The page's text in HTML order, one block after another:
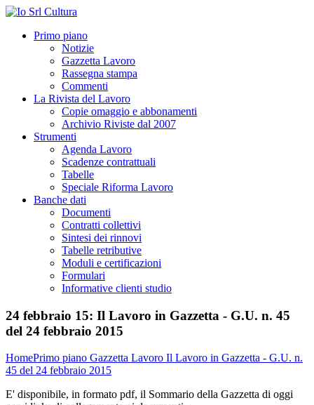
Primo piano
Notizie
Gazzetta Lavoro
Rassegna stampa
Commenti
La Rivista del Lavoro
Copie omaggio e abbonamenti
Archivio Riviste dal 2007
Strumenti
Agenda Lavoro
Scadenze contrattuali
Tabelle
Speciale Riforma Lavoro
Banche dati
Documenti
Contratti collettivi
Sintesi dei rinnovi
Tabelle retributive
Moduli e certificazioni
Formulari
Informative clienti studio
24 febbraio 15: Il Lavoro in Gazzetta - G.U. n. 45
del 24 febbraio 2015
HomePrimo piano Gazzetta Lavoro Il Lavoro in Gazzetta - G.U. n.
45 del 24 febbraio 2015
E' disponibile, in formato pdf, il Sommario della Gazzetta di oggi